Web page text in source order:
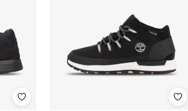
Shto në wishlist